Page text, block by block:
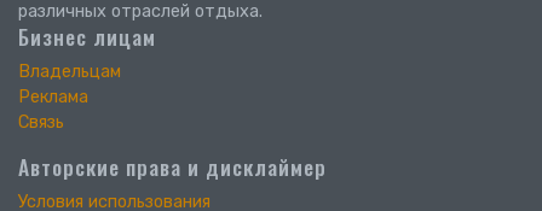
различных отраслей отдыха.
Бизнес лицам
Владельцам
Реклама
Связь
Авторские права и дисклаймер
Условия использования